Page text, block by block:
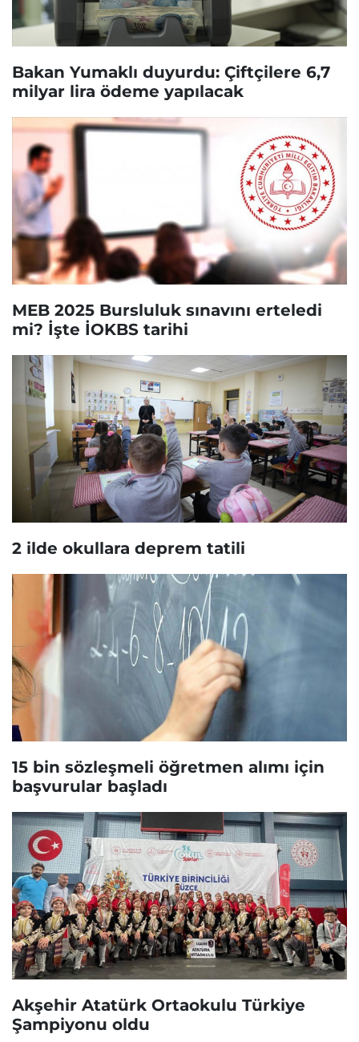
Bakan Yumaklı duyurdu: Çiftçilere 6,7
milyar lira ödeme yapılacak
MEB 2025 Bursluluk sınavını erteledi
mi? İşte İOKBS tarihi
2 ilde okullara deprem tatili
15 bin sözleşmeli öğretmen alımı için
başvurular başladı
Akşehir Atatürk Ortaokulu Türkiye
Şampiyonu oldu